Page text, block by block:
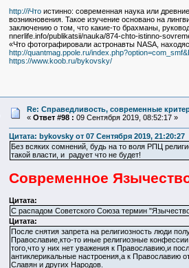
http://iЧтоистинно: современная наука или
возникновения. Такое изучение основано на
заключению о том, что какие-то брахманы,
nnerlife.info/publikatsii/nauka/874-chto-istinno-
«Что фотографировали астронавты NASA,
http://quantmag.ppole.ru/
https://www.koob.ru/bykovsky/
Re: Справедливость, современные
« Ответ #98 : 09 Сентября 2019, 08:52:17 »
Цитата: bykovsky от 07 Сентября 2019, 21:20:27
Без всяких сомнений, будь на то воля РПЦ
такой власти, и радует что не будет!
Современное
Цитата:
С распадом Советского Союза термин
Цитата:
После снятия запрета на религиозность люди
Православие,кто-то иные религиозные
того,что у них нет уважения к Православию,и
антиклерикальные настроения,а к Православию
Славян и других Народов.